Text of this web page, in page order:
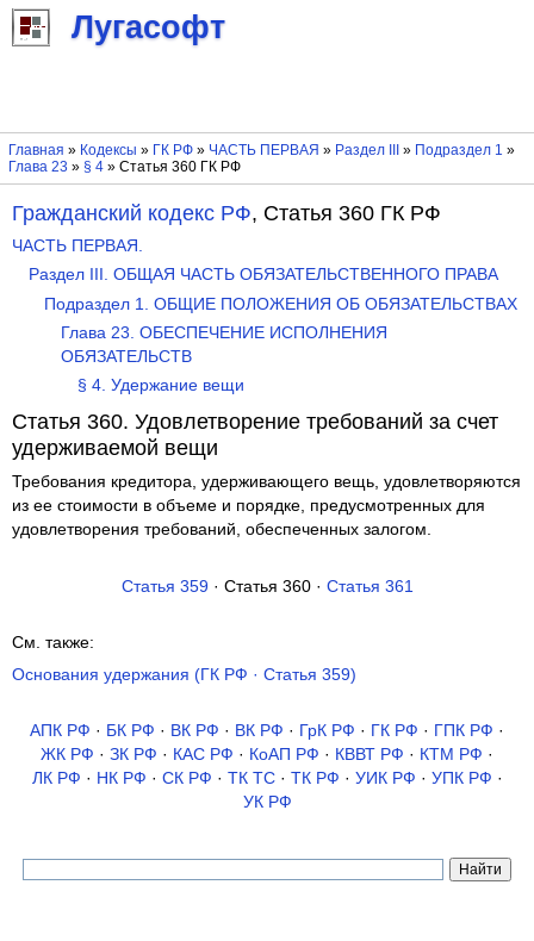
Лугасофт
Главная » Кодексы » ГК РФ» ЧАСТЬ ПЕРВАЯ » Раздел III » Подраздел 1 »
Глава 23 » § 4» Статья 360 ГК РФ
Гражданский кодекс РФ, Статья 360 ГК РФ
ЧАСТЬ ПЕРВАЯ.
Раздел III. ОБЩАЯ ЧАСТЬ ОБЯЗАТЕЛЬСТВЕННОГО ПРАВА
Подраздел 1. ОБЩИЕ ПОЛОЖЕНИЯ ОБ ОБЯЗАТЕЛЬСТВАХ
Глава 23. ОБЕСПЕЧЕНИЕ ИСПОЛНЕНИЯ
ОБЯЗАТЕЛЬСТВ
§ 4. Удержание вещи
Статья 360. Удовлетворение требований за счет
удерживаемой вещи
Требования кредитора, удерживающего вещь, удовлетворяются
из ее стоимости в объеме и порядке, предусмотренных для
удовлетворения требований, обеспеченных залогом.
Статья 359· Статья 360 · Статья 361
См. также:
Основания удержания (ГК РФ · Статья 359)
АПК РФ · БК РФ · ВК РФ · ВК РФ · ГрК РФ · ГК РФ · ГПК РФ ·
ЖК РФ · ЗК РФ · КАС РФ · КоАП РФ · КВВТ РФ · КТМ РФ ·
ЛК РФ · НК РФ · СК РФ · ТК TC· ТК РФ · УИК РФ · УПК РФ ·
УК РФ